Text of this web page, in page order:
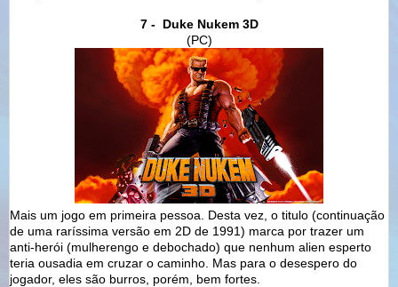
7 - Duke Nukem 3D
(PC)
Mais um jogo em primeira pessoa. Desta vez, o titulo (continuação
de uma raríssima versão em 2D de 1991) marca por trazer um
anti-herói (mulherengo e debochado) que nenhum alien esperto
teria ousadia em cruzar o caminho. Mas para o desespero do
jogador, eles são burros, porém, bem fortes.